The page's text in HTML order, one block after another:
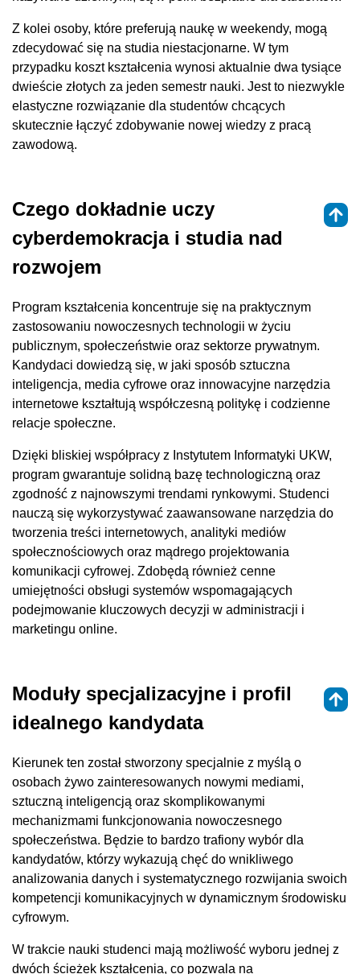
Z kolei osoby, które preferują naukę w weekendy, mogą
zdecydować się na studia niestacjonarne. W tym
przypadku koszt kształcenia wynosi aktualnie dwa tysiące
dwieście złotych za jeden semestr nauki. Jest to niezwykle
elastyczne rozwiązanie dla studentów chcących
skutecznie łączyć zdobywanie nowej wiedzy z pracą
zawodową.
Czego dokładnie uczy
cyberdemokracja i studia nad
rozwojem
Program kształcenia koncentruje się na praktycznym
zastosowaniu nowoczesnych technologii w życiu
publicznym, społeczeństwie oraz sektorze prywatnym.
Kandydaci dowiedzą się, w jaki sposób sztuczna
inteligencja, media cyfrowe oraz innowacyjne narzędzia
internetowe kształtują współczesną politykę i codzienne
relacje społeczne.
Dzięki bliskiej współpracy z Instytutem Informatyki UKW,
program gwarantuje solidną bazę technologiczną oraz
zgodność z najnowszymi trendami rynkowymi. Studenci
nauczą się wykorzystywać zaawansowane narzędzia do
tworzenia treści internetowych, analityki mediów
społecznościowych oraz mądrego projektowania
komunikacji cyfrowej. Zdobędą również cenne
umiejętności obsługi systemów wspomagających
podejmowanie kluczowych decyzji w administracji i
marketingu online.
Moduły specjalizacyjne i profil
idealnego kandydata
Kierunek ten został stworzony specjalnie z myślą o
osobach żywo zainteresowanych nowymi mediami,
sztuczną inteligencją oraz skomplikowanymi
mechanizmami funkcjonowania nowoczesnego
społeczeństwa. Będzie to bardzo trafiony wybór dla
kandydatów, którzy wykazują chęć do wnikliwego
analizowania danych i systematycznego rozwijania swoich
kompetencji komunikacyjnych w dynamicznym środowisku
cyfrowym.
W trakcie nauki studenci mają możliwość wyboru jednej z
dwóch ścieżek kształcenia, co pozwala na